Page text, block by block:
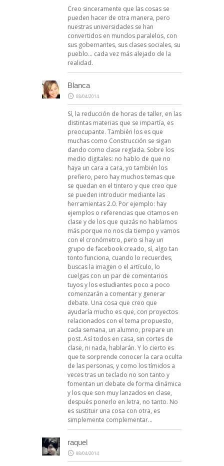
Creo sinceramente que las cosas se
pueden hacer de otra manera, pero
nuestras universidades se han
convertidos en mundos paralelos, con
sus gobernantes, sus clases sociales, su
pueblo… cada vez más alejado de la
realidad.
Blanca
08/04/2014
Sí, la reducción de horas de taller, en las
distintas materias que se impartía, es
preocupante. También los es que
muchas como Construcción se sigan
dando como clase reglada. Sobre los
medio digitales: no hablo de que no
haya un cara a cara, yo también los
prefiero, pero hay muchos temas que
se quedan en el tintero y que creo que
se pueden introducir mediante las
herramientas 2.0. Por ejemplo: hay
ejemplos o referencias que citamos en
clase y de los que quizás no hablamos
más porque no nos da tiempo y vamos
con el cronómetro, pero si hay un
grupo de facebook creado, sí, algo tan
tonto funciona, cuando lo recuerdes,
buscas la imagen o el artículo, lo
cuelgas con un par de comentarios
tuyos y los estudiantes poco a poco
comenzarán a comentar y generar
debate. Una cosa que creo que
ayudaría mucho es que, con proyectos
relacionados con el tema propuesto,
cada semana, un alumno, prepare un
post. Así todos en casa, sin cortes de
clase, ni nada, hablarán. Y lo cierto es
que te sorprende conocer la cara oculta
de las personas, y como los tímidos a
veces tras un teclado no son tanto y
fomentan un debate de forma dinámica
y los que son muy lanzados en clase,
después ponerlo en letra, no tanto. No
es sustituir una cosa con otra, es
simplemente complementar…
raquel
08/04/2014